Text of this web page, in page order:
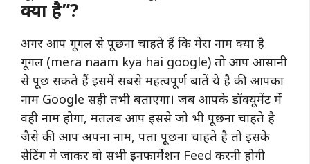
क्या है”?
अगर आप गूगल से पूछना चाहते हैं कि मेरा नाम क्या है
गूगल (mera naam kya hai google) तो आप आसानी
से पूछ सकते हैं इसमें सबसे महत्वपूर्ण बातें ये है की आपका
नाम Google सही तभी बताएगा। जब आपके डॉक्यूमेंट में
वही नाम होगा, मतलब आप इससे जो भी पूछना चाहते है
जैसे की आप अपना नाम, पता पूछना चाहते है तो इसके
सेटिंग मे जाकर वो सभी इनफार्मेशन Feed करनी होगी